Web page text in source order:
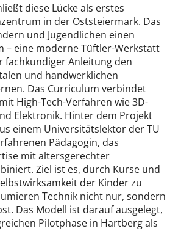
diese Lücke als erstes
in der Oststeiermark. Das
und Jugendlichen einen
– eine moderne Tüftler-Werkstatt
fachkundiger Anleitung den
und handwerklichen
Das Curriculum verbindet
High-Tech-Verfahren wie 3D-
Elektronik. Hinter dem Projekt
einem Universitätslektor der TU
Pädagogin, das
mit altersgerechter
Ziel ist es, durch Kurse und
der Kinder zu
Technik nicht nur, sondern
Das Modell ist darauf ausgelegt,
Pilotphase in Hartberg als